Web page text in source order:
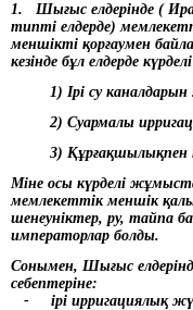
1. Шығыс елдерінде (
типті елдерде)
меншікті қорғаумен
кезінде бұл елдерде
1) Ірі су каналдарын
2) Суармалы
3) Құрғақшылықпен
Міне осы күрделі
мемлекеттік меншік
шенеуніктер, ру, тайпа
императорлар болды.
Сонымен, Шығыс
себептеріне:
- ірі ирригациялық